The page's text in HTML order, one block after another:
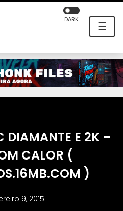
☰
DARK
DIAMANTE E 2K –
CALOR (
)
9, 2015